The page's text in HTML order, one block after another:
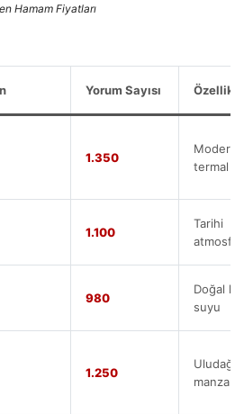
Hamam Fiyatları
Yorum Sayısı Özellik
1.350
Modern
termal
1.100
Tarihi
atmosfer
980
Doğal
suyu
1.250
Uludağ